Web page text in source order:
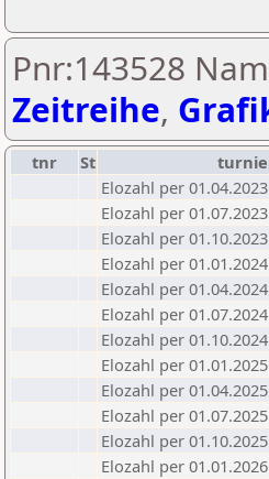
Pnr:143528
Zeitreihe,
tnr St
Elozahl per 01.04.2023
Elozahl per 01.07.2023
Elozahl per 01.10.2023
Elozahl per 01.01.2024
Elozahl per 01.04.2024
Elozahl per 01.07.2024
Elozahl per 01.10.2024
Elozahl per 01.01.2025
Elozahl per 01.04.2025
Elozahl per 01.07.2025
Elozahl per 01.10.2025
Elozahl per 01.01.2026